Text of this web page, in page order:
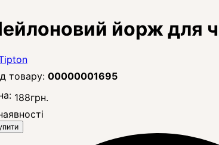
йорж для
00000001695
188грн.